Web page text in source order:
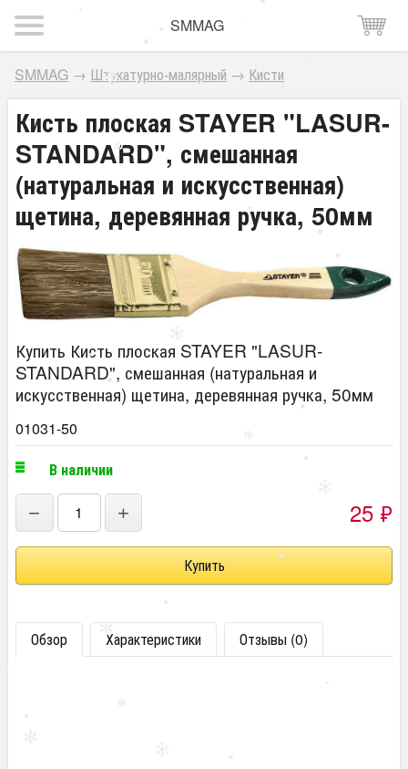
SMMAG
SMMAG → Штукатурно-малярный → Кисти
Кисть плоская STAYER "LASUR-
STANDARD", смешанная
(натуральная и искусственная)
щетина, деревянная ручка, 50мм
Купить Кисть плоская STAYER "LASUR-
STANDARD", смешанная (натуральная и
искусственная) щетина, деревянная ручка, 50мм
01031-50
В наличии
− + 25 ₽
Обзор Характеристики Отзывы (0)